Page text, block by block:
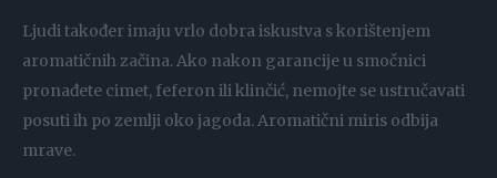
Ljudi također imaju vrlo dobra iskustva s korištenjem
aromatičnih začina. Ako nakon garancije u smočnici
pronađete cimet, feferon ili klinčić, nemojte se ustručavati
posuti ih po zemlji oko jagoda. Aromatični miris odbija
mrave.